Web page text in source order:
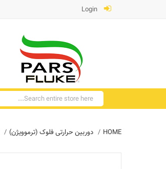
HOME دوربین حرارتی فلوک (ترموویژن)